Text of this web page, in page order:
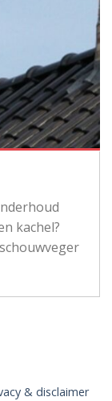
kachel?
& disclaimer